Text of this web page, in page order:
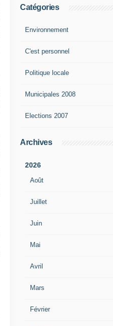
Catégories
Environnement
C'est personnel
Politique locale
Municipales 2008
Elections 2007
Archives
2026
Août
Juillet
Juin
Mai
Avril
Mars
Février